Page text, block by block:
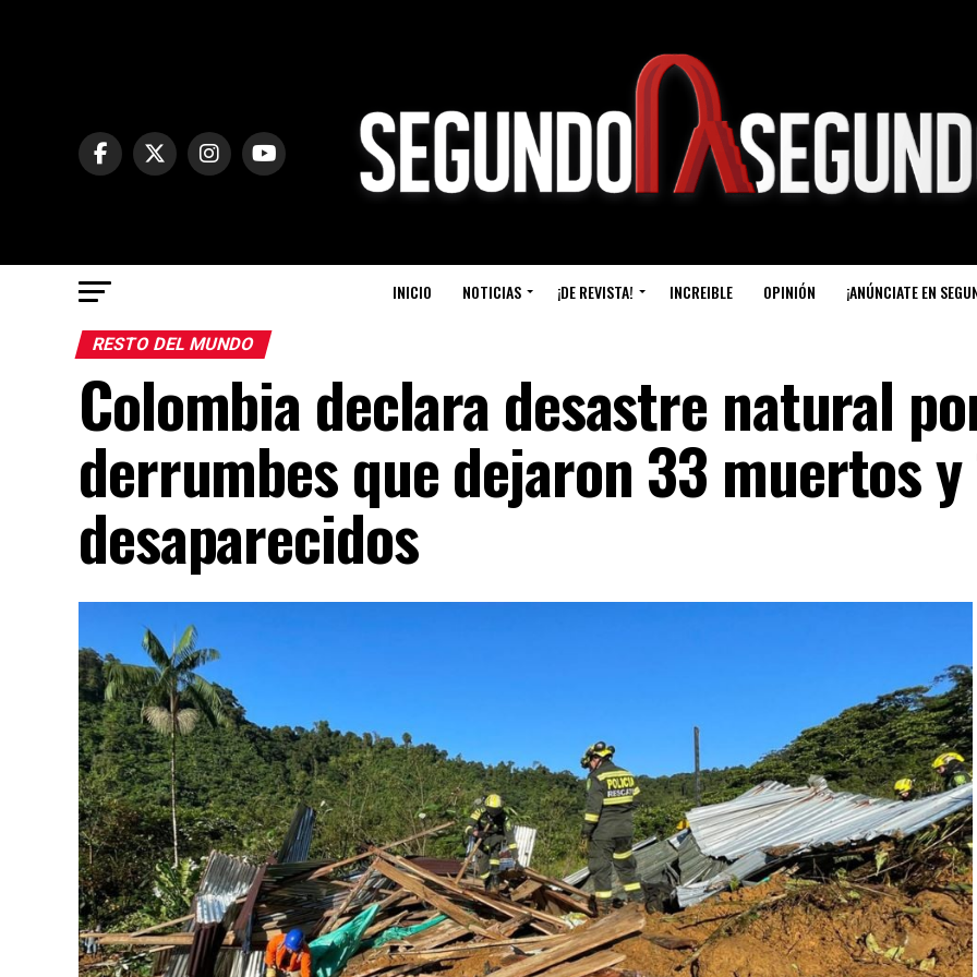
INICIO NOTICIAS ¡DE REVISTA! INCREIBLE OPINIÓN ¡ANÚNCIATE EN
RESTO DEL MUNDO
Colombia declara desastre natural
derrumbes que dejaron 33 muertos y
desaparecidos